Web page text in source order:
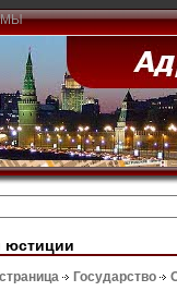
юстиции
Государство